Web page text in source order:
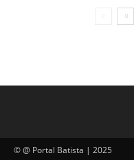
© @ Portal Batista | 2025